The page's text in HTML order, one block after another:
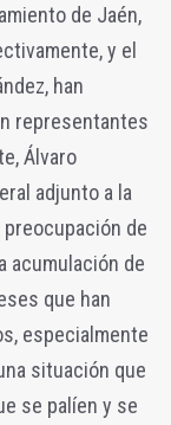
de Jaén,
y el
han
representantes
Álvaro
adjunto a la
preocupación de
acumulación de
que han
especialmente
situación que
se palíen y se